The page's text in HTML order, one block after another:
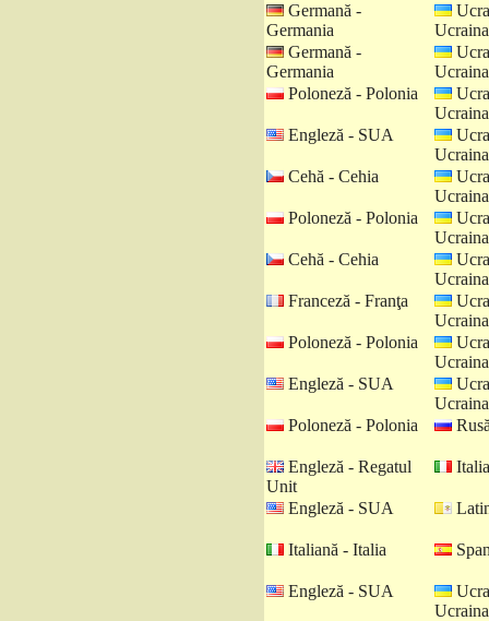
Germană -
Germania
Ucraina
Germană -
Germania
Ucraina
Poloneză - Polonia
Ucraina
Engleză - SUA
Ucraina
Cehă - Cehia
Ucraina
Poloneză - Polonia
Ucraina
Cehă - Cehia
Ucraina
Franceză - Franţa
Ucraina
Poloneză - Polonia
Ucraina
Engleză - SUA
Ucraina
Poloneză - Polonia
Engleză - Regatul
Unit
Engleză - SUA
Italiană - Italia
Engleză - SUA
Ucraina